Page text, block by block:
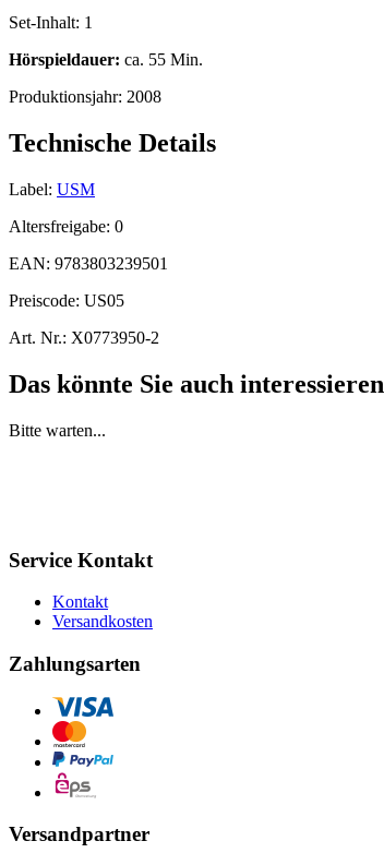
Set-Inhalt: 1
Hörspieldauer: ca. 55 Min.
Produktionsjahr: 2008
Technische Details
Label: USM
Altersfreigabe: 0
EAN: 9783803239501
Preiscode: US05
Art. Nr.: X0773950-2
Das könnte Sie auch interessieren
Bitte warten...
Service Kontakt
Kontakt
Versandkosten
Zahlungsarten
Versandpartner